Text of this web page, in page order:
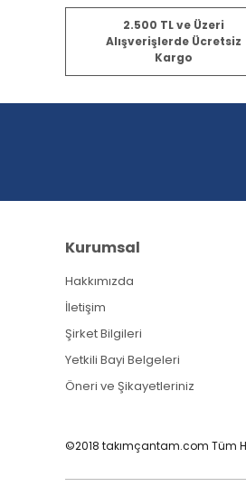
Bu ürünün fiyat bilgisi, resim,
Görüş ve önerileriniz için
Ürün resmi kalitesiz, bozuk
Ürün açıklamasında eksik
2.500 TL ve Üzeri
Alışverişlerde Ücretsiz
Kargo
Kurumsal
Hakkımızda
İletişim
Şirket Bilgileri
Yetkili Bayi Belgeleri
Öneri ve Şikayetleriniz
©2018 takımçantam.com Tüm